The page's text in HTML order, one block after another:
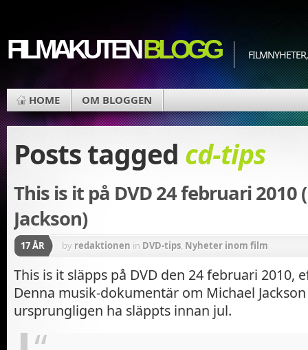
FILMAKUTENBLOGG
HOME OM BLOGGEN
Posts tagged cd-tips
This is it på DVD 24 februari 2010
Jackson)
17 ÅR by redaktionen in DVD-tips, Nyheter inom film
This is it släpps på DVD den 24 februari 2010,
Denna musik-dokumentär om Michael
ursprungligen ha släppts innan jul.